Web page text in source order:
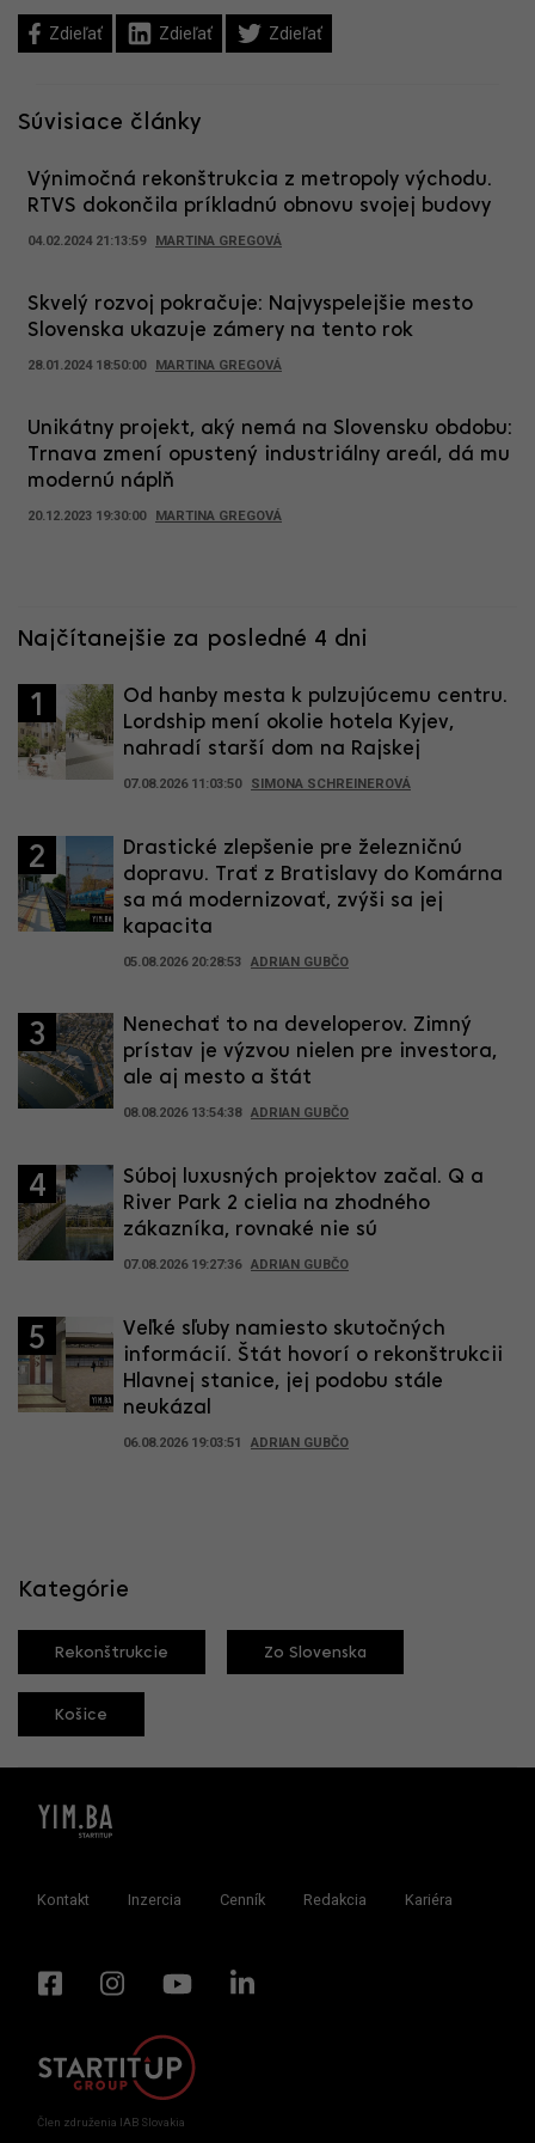
Zdieľať Zdieľať Zdieľať
Súvisiace články
Výnimočná rekonštrukcia z metropoly východu.
RTVS dokončila príkladnú obnovu svojej budovy
04.02.2024 21:13:59 MARTINA GREGOVÁ
Skvelý rozvoj pokračuje: Najvyspelejšie mesto
Slovenska ukazuje zámery na tento rok
28.01.2024 18:50:00 MARTINA GREGOVÁ
Unikátny projekt, aký nemá na Slovensku obdobu:
Trnava zmení opustený industriálny areál, dá mu
modernú náplň
20.12.2023 19:30:00 MARTINA GREGOVÁ
Najčítanejšie za posledné 4 dni
1
Od hanby mesta k pulzujúcemu centru.
Lordship mení okolie hotela Kyjev,
nahradí starší dom na Rajskej
07.08.2026 11:03:50 SIMONA SCHREINEROVÁ
2
Drastické zlepšenie pre železničnú
dopravu. Trať z Bratislavy do Komárna
sa má modernizovať, zvýši sa jej
kapacita
05.08.2026 20:28:53 ADRIAN GUBČO
3
Nenechať to na developerov. Zimný
prístav je výzvou nielen pre investora,
ale aj mesto a štát
08.08.2026 13:54:38 ADRIAN GUBČO
4
Súboj luxusných projektov začal. Q a
River Park 2 cielia na zhodného
zákazníka, rovnaké nie sú
07.08.2026 19:27:36 ADRIAN GUBČO
5
Veľké sľuby namiesto skutočných
informácií. Štát hovorí o rekonštrukcii
Hlavnej stanice, jej podobu stále
neukázal
06.08.2026 19:03:51 ADRIAN GUBČO
Kategórie
Rekonštrukcie Zo Slovenska
Košice
Kontakt Inzercia Cenník Redakcia Kariéra
Člen združenia IAB Slovakia